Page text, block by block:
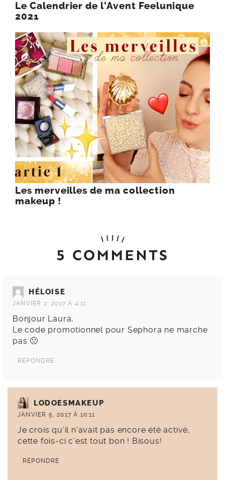
Le Calendrier de l’Avent Feelunique
2021
Les merveilles de ma collection
makeup !
5 COMMENTS
HÉLOISE
JANVIER 2, 2017 À 4:11
Bonjour Laura,
Le code promotionnel pour Sephora ne marche
pas 🙁
RÉPONDRE
LODOESMAKEUP
JANVIER 5, 2017 À 10:11
Je crois qu’il n’avait pas encore été activé,
cette fois-ci c’est tout bon ! Bisous!
RÉPONDRE